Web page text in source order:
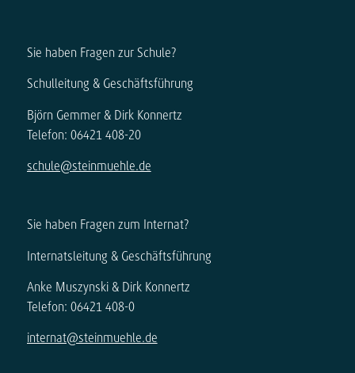
Sie haben Fragen zur Schule?
Schulleitung & Geschäftsführung
Björn Gemmer & Dirk Konnertz
Telefon: 06421 408-20
schule@steinmuehle.de
Sie haben Fragen zum Internat?
Internatsleitung & Geschäftsführung
Anke Muszynski & Dirk Konnertz
Telefon: 06421 408-0
internat@steinmuehle.de